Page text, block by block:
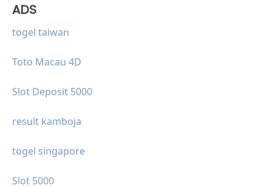
ADS
togel taiwan
Toto Macau 4D
Slot Deposit 5000
result kamboja
togel singapore
Slot 5000